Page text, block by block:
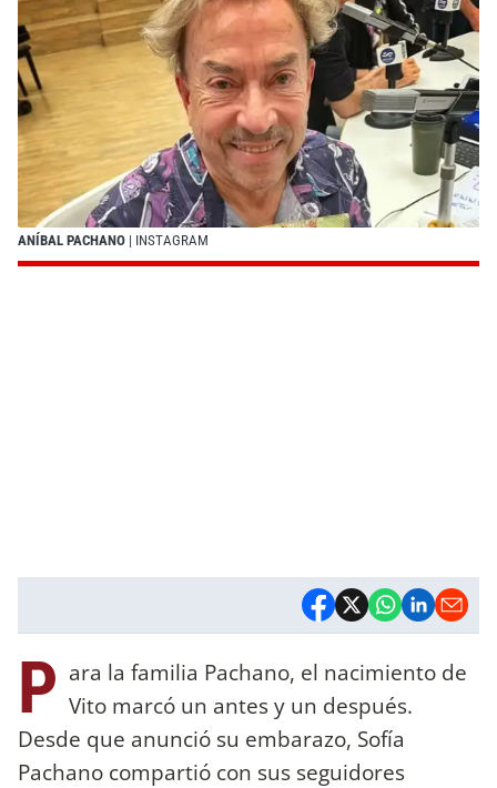
ANÍBAL PACHANO | INSTAGRAM
P ara la familia Pachano, el nacimiento de
Vito marcó un antes y un después.
Desde que anunció su embarazo, Sofía
Pachano compartió con sus seguidores